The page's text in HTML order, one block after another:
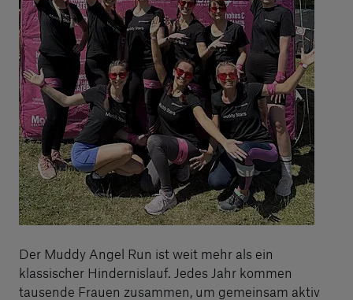
Der Muddy Angel Run ist weit mehr als ein
klassischer Hindernislauf. Jedes Jahr kommen
tausende Frauen zusammen, um gemeinsam aktiv